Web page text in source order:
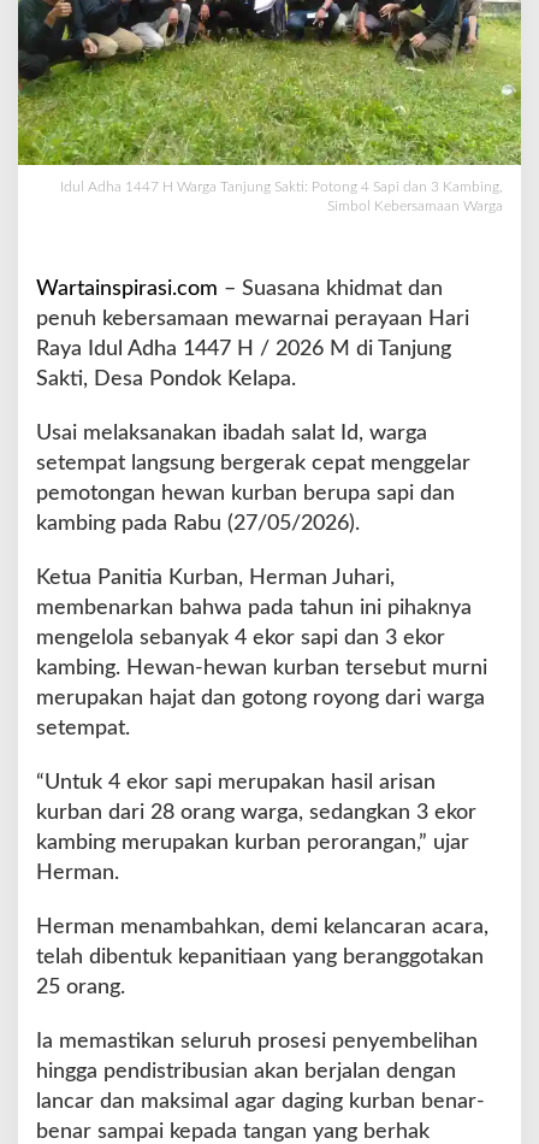
T
a
n
j
u
n
g
S
i
o
t
g
S
a
p
d
3
K
a
n
g
,
b
o
b
e
r
s
Idul Adha 1447 H Warga Tanjung Sakti: Potong 4 Sapi dan 3 Kambing,
Simbol Kebersamaan Warga
Wartainspirasi.com – Suasana khidmat dan
penuh kebersamaan mewarnai perayaan Hari
Raya Idul Adha 1447 H / 2026 M di Tanjung
Sakti, Desa Pondok Kelapa.
Usai melaksanakan ibadah salat Id, warga
setempat langsung bergerak cepat menggelar
pemotongan hewan kurban berupa sapi dan
kambing pada Rabu (27/05/2026).
Ketua Panitia Kurban, Herman Juhari,
membenarkan bahwa pada tahun ini pihaknya
mengelola sebanyak 4 ekor sapi dan 3 ekor
kambing. Hewan-hewan kurban tersebut murni
merupakan hajat dan gotong royong dari warga
setempat.
“Untuk 4 ekor sapi merupakan hasil arisan
kurban dari 28 orang warga, sedangkan 3 ekor
kambing merupakan kurban perorangan,” ujar
Herman.
Herman menambahkan, demi kelancaran acara,
telah dibentuk kepanitiaan yang beranggotakan
25 orang.
Ia memastikan seluruh prosesi penyembelihan
hingga pendistribusian akan berjalan dengan
lancar dan maksimal agar daging kurban benar-
benar sampai kepada tangan yang berhak